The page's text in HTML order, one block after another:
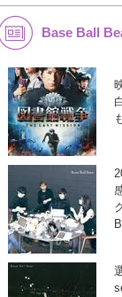
Base Ball